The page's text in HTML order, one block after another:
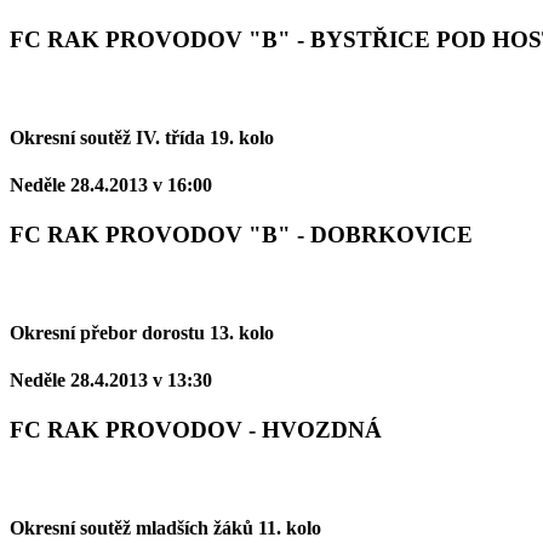
FC RAK PROVODOV "B" - BYSTŘICE POD
Okresní soutěž IV. třída 19. kolo
Neděle 28.4.2013 v 16:00
FC RAK PROVODOV "B" - DOBRKOVICE
Okresní přebor dorostu 13. kolo
Neděle 28.4.2013 v 13:30
FC RAK PROVODOV - HVOZDNÁ
Okresní soutěž mladších žáků 11. kolo